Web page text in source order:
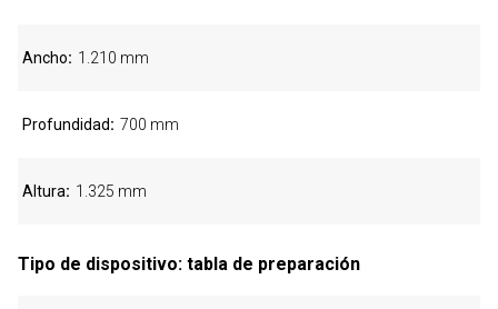
Ancho 1.210 mm
Profundidad 700 mm
Altura 1.325 mm
Tipo de dispositivo: tabla de preparación